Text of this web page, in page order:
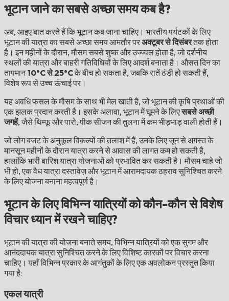
भूटान जाने का सबसे अच्छा समय कब है?
अब, आइए बात करते हैं कि भूटान कब जाना चाहिए। भारतीय पर्यटकों के लिए
भूटान की यात्रा का सबसे अच्छा समय आमतौर परअक्टूबर से दिसंबरतक होता
है। इन महीनों के दौरान, मौसम सबसे शुष्क और उज्ज्वल होता है, जो दर्शनीय
स्थलों की यात्रा और बाहरी गतिविधियों के लिए आदर्श बनाता है। औसत दिन का
तापमान10°C से 25°Cके बीच हो सकता है, जबकि रातें ठंडी हो सकती हैं,
विशेष रूप से उच्च ऊंचाई पर।
यह अवधि फसल के मौसम के साथ भी मेल खाती है, जो भूटान की कृषि प्रथाओं की
एक झलक प्रदान करती है। इसके अलावा, भूटान में घूमने के लिएसबसे अच्छी
जगहें, जैसे थिम्फू और पारो, पीक सीजन की तुलना में कम भीड़भाड़ वाली होती हैं।
जो लोग बजट के अनुकूल विकल्पों की तलाश में हैं, उनके लिए जून से अगस्त के
मानसून महीनों के दौरान यात्रा करने से आवास की लागत कम हो सकती है,
हालांकि भारी बारिश यात्रा योजनाओं को प्रभावित कर सकती है। मौसम चाहे जो
भी हो, एक वैध यात्रा दस्तावेज़ और भूटान में आरामदायक ठहराव सुनिश्चित करने
के लिए योजना बनाना महत्वपूर्ण है।
भूटान के लिए विभिन्न यात्रियों को कौन-कौन से विशेष
विचार ध्यान में रखने चाहिए?
भूटान की यात्रा की योजना बनाते समय, विभिन्न यात्रियों को एक सुगम और
आनंददायक यात्रा सुनिश्चित करने के लिए विशिष्ट कारकों पर विचार करना
चाहिए। यहाँ विभिन्न प्रकार के आगंतुकों के लिए एक अवलोकन प्रस्तुत किया
गया है:
एकल यात्री